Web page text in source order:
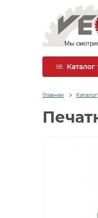
Каталог
Главная Каталог